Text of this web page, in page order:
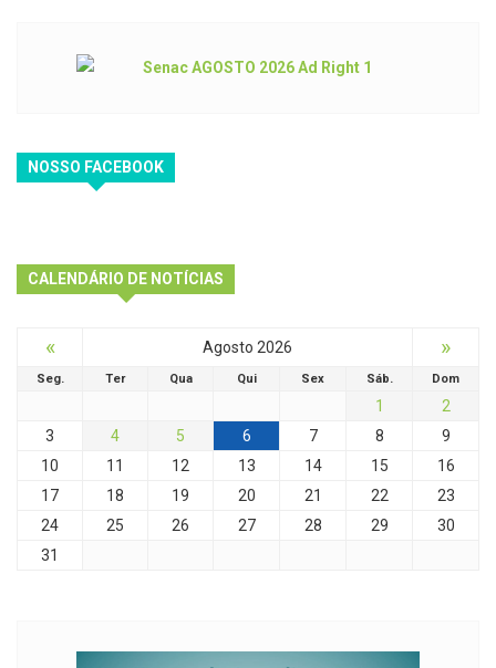
NOSSO FACEBOOK
CALENDÁRIO DE NOTÍCIAS
« Agosto 2026 »
Seg. Ter Qua Qui Sex Sáb. Dom
1
2
3
4 5 6 7 8
9
10
11 12 13 14 15
16
17
18 19 20 21 22
23
24
25 26 27 28 29
30
31